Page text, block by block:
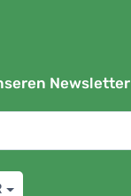
Newsletter